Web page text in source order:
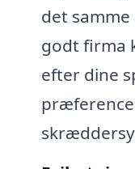
det
godt firma
efter dine